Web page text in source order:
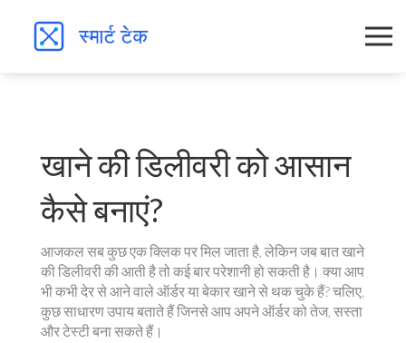
खाने की डिलीवरी को आसान
कैसे बनाएं?
आजकल सब कुछ एक क्लिक पर मिल जाता है, लेकिन जब बात खाने
की डिलीवरी की आती है तो कई बार परेशानी हो सकती है। क्या आप
भी कभी देर से आने वाले ऑर्डर या बेकार खाने से थक चुके हैं? चलिए,
कुछ साधारण उपाय बताते हैं जिनसे आप अपने ऑर्डर को तेज, सस्ता
और टेस्टी बना सकते हैं।